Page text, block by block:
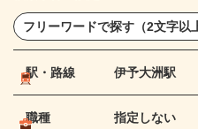
駅・路線 伊予大洲駅
職種 指定しない